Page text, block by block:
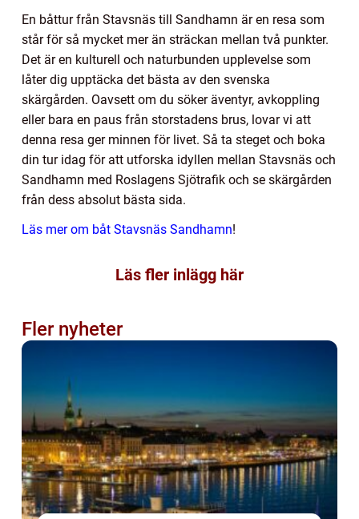
En båttur från Stavsnäs till Sandhamn är en resa som
står för så mycket mer än sträckan mellan två punkter.
Det är en kulturell och naturbunden upplevelse som
låter dig upptäcka det bästa av den svenska
skärgården. Oavsett om du söker äventyr, avkoppling
eller bara en paus från storstadens brus, lovar vi att
denna resa ger minnen för livet. Så ta steget och boka
din tur idag för att utforska idyllen mellan Stavsnäs och
Sandhamn med Roslagens Sjötrafik och se skärgården
från dess absolut bästa sida.
Läs mer om båt Stavsnäs Sandhamn!
Läs fler inlägg här
Fler nyheter